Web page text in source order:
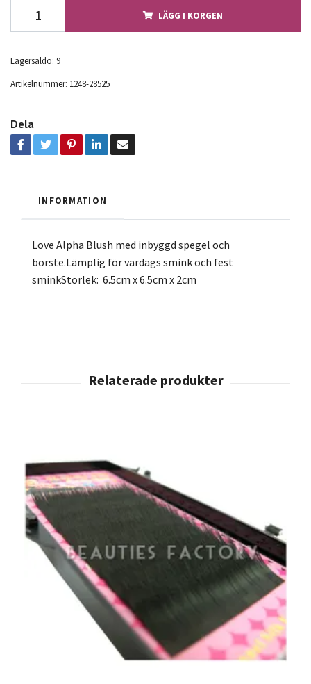
LÄGG I KORGEN
Lagersaldo: 9
Artikelnummer: 1248-28525
Dela
INFORMATION
Love Alpha Blush med inbyggd spegel och
borste.Lämplig för vardags smink och fest
sminkStorlek: 6.5cm x 6.5cm x 2cm